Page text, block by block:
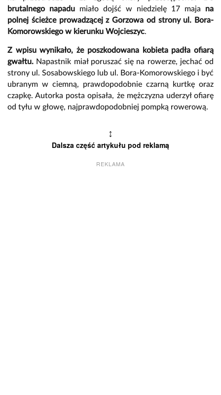
brutalnego napadu miało dojść w niedzielę 17 maja na
polnej ścieżce prowadzącejz Gorzowa od strony ul. Bora-
Komorowskiego w kierunku Wojcieszyc.
Z wpisu wynikało, że poszkodowana kobieta padła ofiarą
gwałtu. Napastnik miał poruszać się na rowerze, jechać od
strony ul. Sosabowskiego lub ul. Bora-Komorowskiego i być
ubranym w ciemną, prawdopodobnie czarną kurtkę oraz
czapkę. Autorka posta opisała, że mężczyzna uderzył ofiarę
od tyłu w głowę, najprawdopodobniej pompką rowerową.
↕
Dalsza część artykułu pod reklamą
REKLAMA